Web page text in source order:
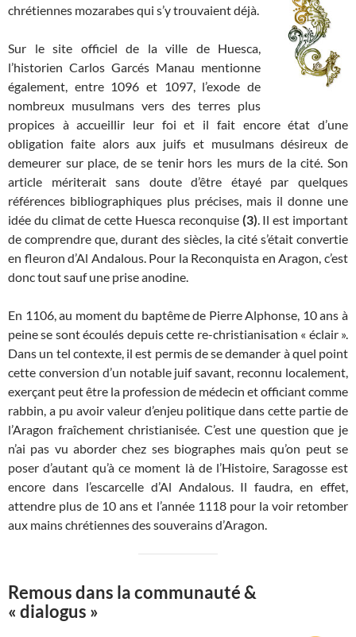
chrétiennes mozarabes qui s’y trouvaient déjà.
Sur le site officiel de la ville de Huesca,
l’historien Carlos Garcés Manau mentionne
également, entre 1096 et 1097, l’exode de
nombreux musulmans vers des terres plus
propices à accueillir leur foi et il fait encore état d’une
obligation faite alors aux juifs et musulmans désireux de
demeurer sur place, de se tenir hors les murs de la cité. Son
article mériterait sans doute d’être étayé par quelques
références bibliographiques plus précises, mais il donne une
idée du climat de cette Huesca reconquise (3). Il est important
de comprendre que, durant des siècles, la cité s’était convertie
en fleuron d’Al Andalous. Pour la Reconquista en Aragon, c’est
donc tout sauf une prise anodine.
En 1106, au moment du baptême de Pierre Alphonse, 10 ans à
peine se sont écoulés depuis cette re-christianisation « éclair ».
Dans un tel contexte, il est permis de se demander à quel point
cette conversion d’un notable juif savant, reconnu localement,
exerçant peut être la profession de médecin et officiant comme
rabbin, a pu avoir valeur d’enjeu politique dans cette partie de
l’Aragon fraîchement christianisée. C’est une question que je
n’ai pas vu aborder chez ses biographes mais qu’on peut se
poser d’autant qu’à ce moment là de l’Histoire, Saragosse est
encore dans l’escarcelle d’Al Andalous. Il faudra, en effet,
attendre plus de 10 ans et l’année 1118 pour la voir retomber
aux mains chrétiennes des souverains d’Aragon.
Remous dans la communauté &
« dialogus »